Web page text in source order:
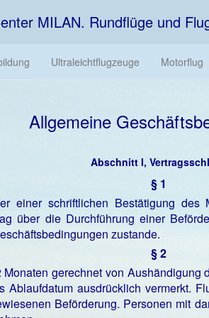
MILAN. Rundflüge und
Ultraleichtflugzeuge Motorflug
Allgemeine
Abschnitt I,
§ 1
einer schriftlichen Bestätigung
über die Durchführung einer
zustande.
§ 2
gerechnet von
ausdrücklich vermerkt.
Beförderung. Personen mit